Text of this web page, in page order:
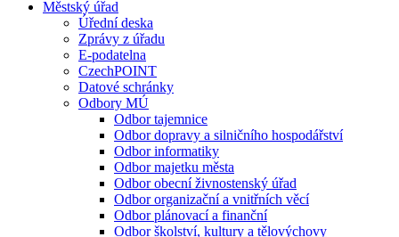
Městský úřad
Úřední deska
Zprávy z úřadu
E-podatelna
CzechPOINT
Datové schránky
Odbory MÚ
Odbor tajemnice
Odbor dopravy a silničního hospodářství
Odbor informatiky
Odbor majetku města
Odbor obecní živnostenský úřad
Odbor organizační a vnitřních věcí
Odbor plánovací a finanční
Odbor školství, kultury a tělovýchovy